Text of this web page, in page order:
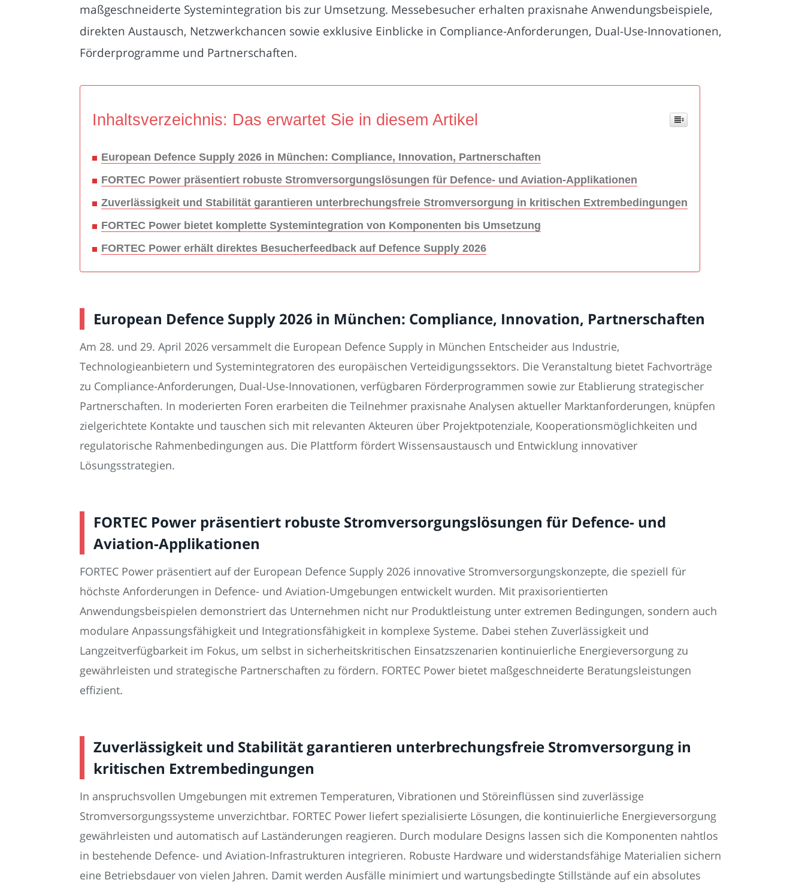
maßgeschneiderte Systemintegration bis zur Umsetzung. Messebesucher erhalten praxisnahe Anwendungsbeispiele,
direkten Austausch, Netzwerkchancen sowie exklusive Einblicke in Compliance-Anforderungen, Dual-Use-Innovationen,
Förderprogramme und Partnerschaften.
Inhaltsverzeichnis: Das erwartet Sie in diesem Artikel
European Defence Supply 2026 in München: Compliance, Innovation, Partnerschaften
FORTEC Power präsentiert robuste Stromversorgungslösungen für Defence- und Aviation-Applikationen
Zuverlässigkeit und Stabilität garantieren unterbrechungsfreie Stromversorgung in kritischen Extrembedingungen
FORTEC Power bietet komplette Systemintegration von Komponenten bis Umsetzung
FORTEC Power erhält direktes Besucherfeedback auf Defence Supply 2026
European Defence Supply 2026 in München: Compliance, Innovation, Partnerschaften
Am 28. und 29. April 2026 versammelt die European Defence Supply in München Entscheider aus Industrie,
Technologieanbietern und Systemintegratoren des europäischen Verteidigungssektors. Die Veranstaltung bietet Fachvorträge
zu Compliance-Anforderungen, Dual-Use-Innovationen, verfügbaren Förderprogrammen sowie zur Etablierung strategischer
Partnerschaften. In moderierten Foren erarbeiten die Teilnehmer praxisnahe Analysen aktueller Marktanforderungen, knüpfen
zielgerichtete Kontakte und tauschen sich mit relevanten Akteuren über Projektpotenziale, Kooperationsmöglichkeiten und
regulatorische Rahmenbedingungen aus. Die Plattform fördert Wissensaustausch und Entwicklung innovativer
Lösungsstrategien.
FORTEC Power präsentiert robuste Stromversorgungslösungen für Defence- und
Aviation-Applikationen
FORTEC Power präsentiert auf der European Defence Supply 2026 innovative Stromversorgungskonzepte, die speziell für
höchste Anforderungen in Defence- und Aviation-Umgebungen entwickelt wurden. Mit praxisorientierten
Anwendungsbeispielen demonstriert das Unternehmen nicht nur Produktleistung unter extremen Bedingungen, sondern auch
modulare Anpassungsfähigkeit und Integrationsfähigkeit in komplexe Systeme. Dabei stehen Zuverlässigkeit und
Langzeitverfügbarkeit im Fokus, um selbst in sicherheitskritischen Einsatzszenarien kontinuierliche Energieversorgung zu
gewährleisten und strategische Partnerschaften zu fördern. FORTEC Power bietet maßgeschneiderte Beratungsleistungen
effizient.
Zuverlässigkeit und Stabilität garantieren unterbrechungsfreie Stromversorgung in
kritischen Extrembedingungen
In anspruchsvollen Umgebungen mit extremen Temperaturen, Vibrationen und Störeinflüssen sind zuverlässige
Stromversorgungssysteme unverzichtbar. FORTEC Power liefert spezialisierte Lösungen, die kontinuierliche Energieversorgung
gewährleisten und automatisch auf Laständerungen reagieren. Durch modulare Designs lassen sich die Komponenten nahtlos
in bestehende Defence- und Aviation-Infrastrukturen integrieren. Robuste Hardware und widerstandsfähige Materialien sichern
eine Betriebsdauer von vielen Jahren. Damit werden Ausfälle minimiert und wartungsbedingte Stillstände auf ein absolutes